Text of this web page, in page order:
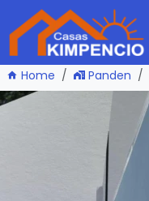
Home Panden